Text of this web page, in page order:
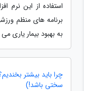
استفاده از این نرم
برنامه های منظم
به بهبود بیمار یاری می
چرا باید بیشتر
سختی باشد!)